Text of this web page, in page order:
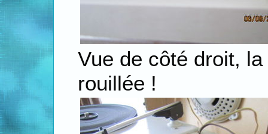
Vue de côté droit,
rouillée !